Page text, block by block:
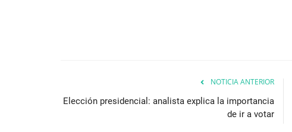
NOTICIA ANTERIOR
Elección presidencial: analista explica la importancia
de ir a votar